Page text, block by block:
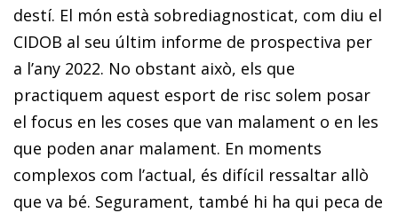
destí. El món està sobrediagnosticat, com diu el
CIDOB al seu últim informe de prospectiva per
a l’any 2022. No obstant això, els que
practiquem aquest esport de risc solem posar
el focus en les coses que van malament o en les
que poden anar malament. En moments
complexos com l’actual, és di­­fícil ressaltar allò
que va bé. Segurament, també hi ha qui peca de